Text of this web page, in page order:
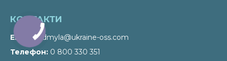
КОНТАКТИ
Email
liudmyla@ukraine-oss.com
Телефон 0 800 330 351